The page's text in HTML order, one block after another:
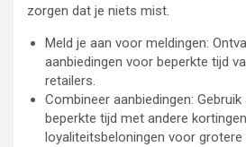
zorgen dat je niets mist.
Meld je aan voor meldingen:
aanbiedingen voor beperkte tijd
retailers.
Combineer aanbiedingen:
beperkte tijd met andere
loyaliteitsbeloningen voor grotere